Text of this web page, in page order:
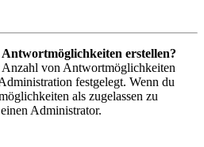
erstellen?
von Antwortmöglichkeiten
festgelegt. Wenn du
als zugelassen zu
Administrator.